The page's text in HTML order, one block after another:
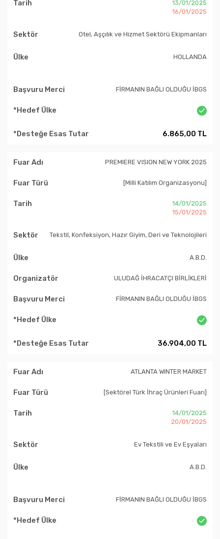
13/01/2025
16/01/2025
Otel, Aşçılık ve Hizmet Sektörü Ekipmanları
HOLLANDA
FİRMANIN BAĞLI OLDUĞU İBGS
6.865,00 TL
PREMIERE VISION NEW YORK 2025
[Milli Katılım Organizasyonu]
14/01/2025
15/01/2025
Tekstil, Konfeksiyon, Hazır Giyim, Deri ve Teknolojileri
A.B.D.
ULUDAĞ İHRACATÇI BİRLİKLERİ
FİRMANIN BAĞLI OLDUĞU İBGS
36.904,00 TL
ATLANTA WINTER MARKET
[Sektörel Türk İhraç Ürünleri Fuarı]
14/01/2025
20/01/2025
Ev Tekstili ve Ev Eşyaları
A.B.D.
FİRMANIN BAĞLI OLDUĞU İBGS